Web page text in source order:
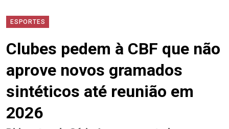
ESPORTES
Clubes pedem à CBF que não
aprove novos gramados
sintéticos até reunião em
2026